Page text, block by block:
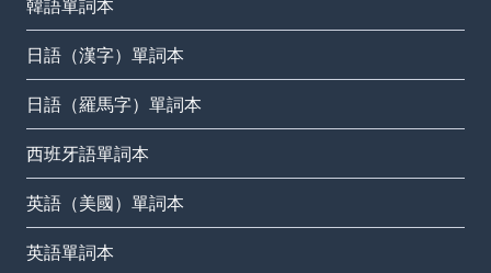
韓語單詞本
日語（漢字）單詞本
日語（羅馬字）單詞本
西班牙語單詞本
英語（美國）單詞本
英語單詞本